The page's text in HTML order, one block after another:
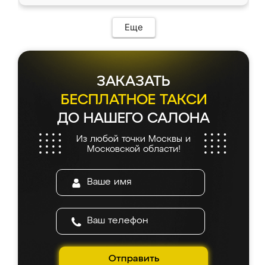
Еще
ЗАКАЗАТЬ
БЕСПЛАТНОЕ ТАКСИ
ДО НАШЕГО САЛОНА
Из любой точки Москвы и
Московской области!
Отправить